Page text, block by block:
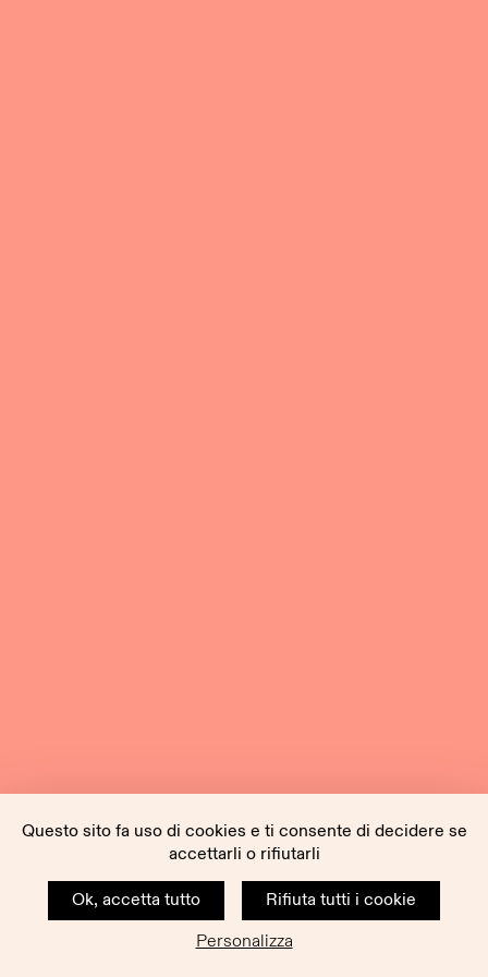
Questo sito fa uso di cookies e ti consente di decidere se
accettarli o rifiutarli
Ok, accetta tutto
Rifiuta tutti i cookie
Personalizza